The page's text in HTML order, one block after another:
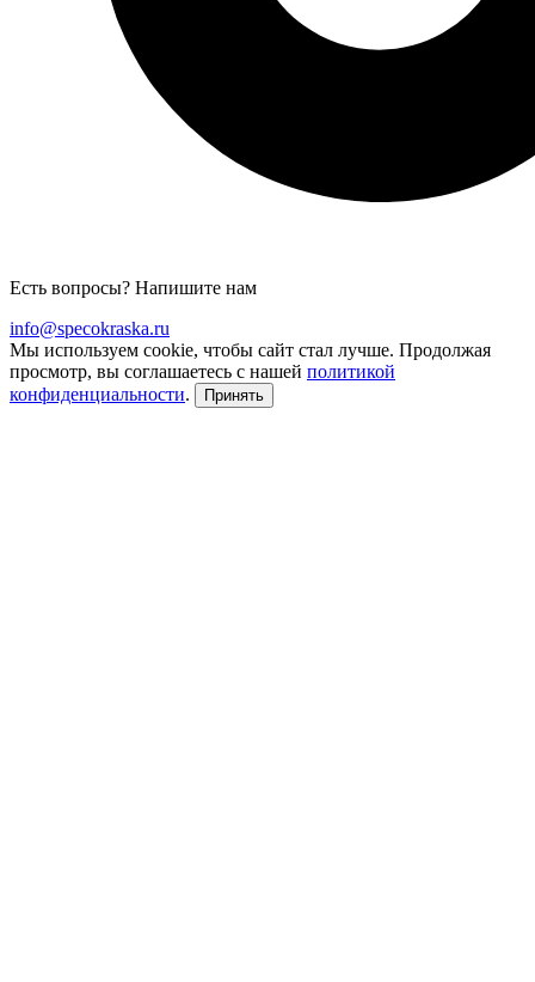
Есть вопросы? Напишите нам
info@specokraska.ru
Мы используем cookie, чтобы сайт стал лучше. Продолжая
просмотр, вы соглашаетесь с нашей политикой
конфиденциальности. Принять